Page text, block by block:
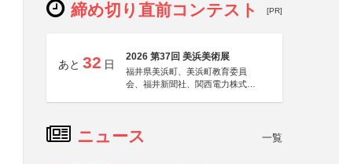
締め切り直前コンテスト [PR]
あと 32 日
2026 第37回 美浜美術展
福井県美浜町、美浜町教育委員
会、福井新聞社、関西電力株式会
ニュース 一覧